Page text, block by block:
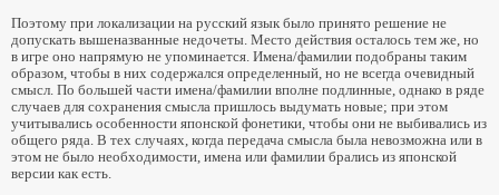
Поэтому при локализации на русский язык было принято решение не
допускать вышеназванные недочеты. Место действия осталось тем же, но
в игре оно напрямую не упоминается. Имена/фамилии подобраны таким
образом, чтобы в них содержался определенный, но не всегда очевидный
смысл. По большей части имена/фамилии вполне подлинные, однако в ряде
случаев для сохранения смысла пришлось выдумать новые; при этом
учитывались особенности японской фонетики, чтобы они не выбивались из
общего ряда. В тех случаях, когда передача смысла была невозможна или в
этом не было необходимости, имена или фамилии брались из японской
версии как есть.